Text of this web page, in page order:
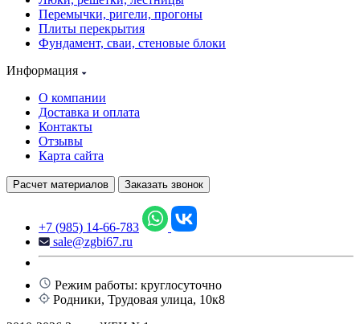
Перемычки, ригели, прогоны
Плиты перекрытия
Фундамент, сваи, стеновые блоки
Информация
О компании
Доставка и оплата
Контакты
Отзывы
Карта сайта
Расчет материалов Заказать звонок
+7 (985) 14-66-783
sale@zgbi67.ru
Режим работы: круглосуточно
Родники, Трудовая улица, 10к8